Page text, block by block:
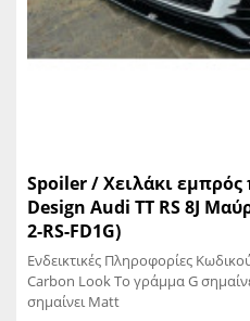
Spoiler / Χειλάκι
Design Audi TT RS 8J
2-RS-FD1G)
Ενδεικτικές Πληροφορίες
Carbon Look Το γράμμα G
σημαίνει Matt